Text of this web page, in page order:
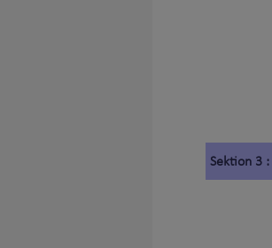
Sektion 3 :